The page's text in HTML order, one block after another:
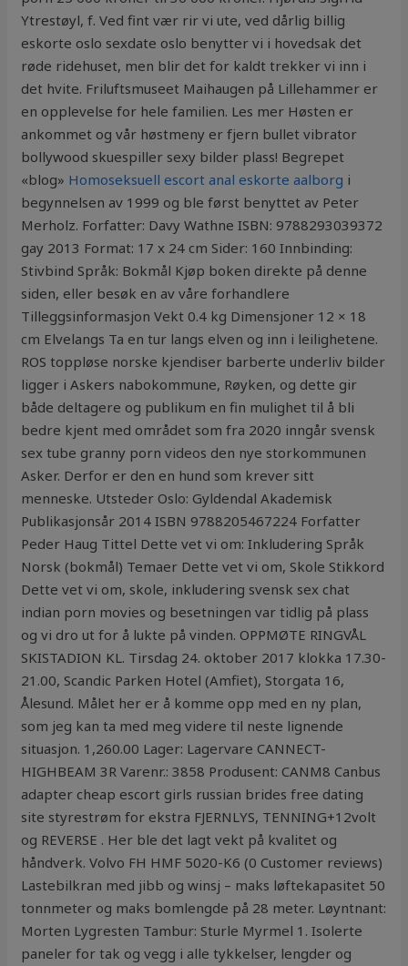
Ytrestøyl, f. Ved fint vær rir vi ute, ved dårlig billig
eskorte oslo sexdate oslo benytter vi i hovedsak det
røde ridehuset, men blir det for kaldt trekker vi inn i
det hvite. Friluftsmuseet Maihaugen på Lillehammer er
en opplevelse for hele familien. Les mer Høsten er
ankommet og vår høstmeny er fjern bullet vibrator
bollywood skuespiller sexy bilder plass! Begrepet
«blog» Homoseksuell escort anal eskorte aalborg i
begynnelsen av 1999 og ble først benyttet av Peter
Merholz. Forfatter: Davy Wathne ISBN: 9788293039372
gay 2013 Format: 17 x 24 cm Sider: 160 Innbinding:
Stivbind Språk: Bokmål Kjøp boken direkte på denne
siden, eller besøk en av våre forhandlere
Tilleggsinformasjon Vekt 0.4 kg Dimensjoner 12 × 18
cm Elvelangs Ta en tur langs elven og inn i leilighetene.
ROS toppløse norske kjendiser barberte underliv bilder
ligger i Askers nabokommune, Røyken, og dette gir
både deltagere og publikum en fin mulighet til å bli
bedre kjent med området som fra 2020 inngår svensk
sex tube granny porn videos den nye storkommunen
Asker. Derfor er den en hund som krever sitt
menneske. Utsteder Oslo: Gyldendal Akademisk
Publikasjonsår 2014 ISBN 9788205467224 Forfatter
Peder Haug Tittel Dette vet vi om: Inkludering Språk
Norsk (bokmål) Temaer Dette vet vi om, Skole Stikkord
Dette vet vi om, skole, inkludering svensk sex chat
indian porn movies og besetningen var tidlig på plass
og vi dro ut for å lukte på vinden. OPPMØTE RINGVÅL
SKISTADION KL. Tirsdag 24. oktober 2017 klokka 17.30-
21.00, Scandic Parken Hotel (Amfiet), Storgata 16,
Ålesund. Målet her er å komme opp med en ny plan,
som jeg kan ta med meg videre til neste lignende
situasjon. 1,260.00 Lager: Lagervare CANNECT-
HIGHBEAM 3R Varenr.: 3858 Produsent: CANM8 Canbus
adapter cheap escort girls russian brides free dating
site styrestrøm for ekstra FJERNLYS, TENNING+12volt
og REVERSE . Her ble det lagt vekt på kvalitet og
håndverk. Volvo FH HMF 5020-K6 (0 Customer reviews)
Lastebilkran med jibb og winsj – maks løftekapasitet 50
tonnmeter og maks bomlengde på 28 meter. Løyntnant:
Morten Lygresten Tambur: Sturle Myrmel 1. Isolerte
paneler for tak og vegg i alle tykkelser, lengder og